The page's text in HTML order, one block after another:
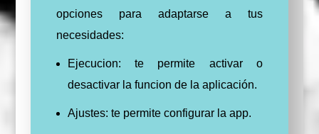
opciones para adaptarse a tus
necesidades:
Ejecucion: te permite activar o
desactivar la funcion de la aplicación.
Ajustes: te permite configurar la app.